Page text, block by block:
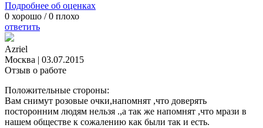
Подробнее об оценках
0 хорошо /0 плохо
ответить
Azriel
Москва | 03.07.2015
Отзыв о работе
Положительные стороны:
Вам снимут розовые очки,напомнят ,что доверять
посторонним людям нельзя .,а так же напомнят ,что мрази в
нашем обществе к сожалению как были так и есть.